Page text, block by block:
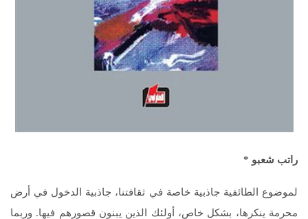
راتب شعبو *
لموضوع الطائفية جاذبية خاصة في ثقافتنا، جاذبية الدخول في أرض
محرمة ينكرها، بشكل خاص، أولئك الذين يبنون قصورهم فيها. وربما